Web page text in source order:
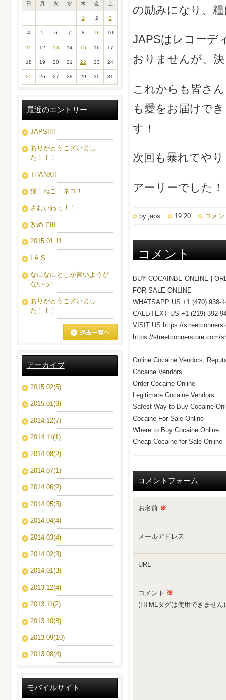
の励みになり、
JAPSはレコーデ
おりませんが、
これからも皆さ
も愛をお届けで
す！
次回も暴れてや
アーリーでした！
by japs 19:20 コメン
コメント
BUY COCAINBE ONLINE |
FOR SALE ONLINE
WHATSAPP US +1 (470) 938-
CALL/TEXT US +1 (219) 392-
VISIT US https://
https://streetconnerstore.com/
Online Cocaine Vendors,
Cocaine Vendors
Order Cocaine Online
Legitimate Cocaine Vendors
Safest Way to Buy Cocaine
Cocaine For Sale Online
Where to Buy Cocaine Online
Cheap Cocaine for Sale Online
コメントフォーム
お名前 ※
メールアドレス
URL
コメント ※
(HTMLタグは使用できません)
日 月 火 水 木 金 土
1 2 3
4 5 6 7 8 9 10
11 12 13 14 15 16 17
18 19 20 21 22 23 24
25 26 27 28 29 30 31
最近のエントリー
JAPS!!!!
ありがとうございまし
た！！！
THANX!!
猫！ねこ！ネコ！
さむいわっ！！
改めて!!!
2015.01.11
I.A.S
なになにとしか言いようが
ないっ！
ありがとうございまし
た！！！
アーカイブ
2015.02(5)
2015.01(9)
2014.12(7)
2014.11(1)
2014.08(2)
2014.07(1)
2014.06(2)
2014.05(3)
2014.04(4)
2014.03(4)
2014.02(3)
2014.01(3)
2013.12(4)
2013.11(2)
2013.10(8)
2013.09(10)
2013.08(4)
モバイルサイト